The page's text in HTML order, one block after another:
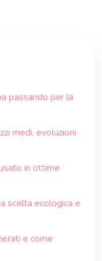
passando per la
medi, evoluzioni
in ottime
scelta ecologica e
e come